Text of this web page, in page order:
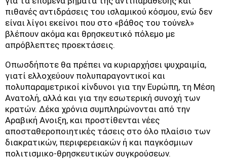
πιθανές αντιδράσεις του ισλαμικού κόσμου, ενώ δεν
είναι λίγοι εκείνοι που στο «βάθος του τούνελ»
βλέπουν ακόμα και θρησκευτικό πόλεμο με
απρόβλεπτες προεκτάσεις.
Οπωσδήποτε θα πρέπει να κυριαρχήσει ψυχραιμία,
γιατί ελλοχεύουν πολυπαραγοντικοί και
πολυπαραμετρικοί κίνδυνοι για την Ευρώπη, τη Μέση
Ανατολή, αλλά και για την εσωτερική συνοχή των
κρατών. Δέκα χρόνια συμπληρώνονται από την
Αραβική Ανοιξη, και προστίθενται νέες
αποσταθεροποιητικές τάσεις στο όλο πλαίσιο των
διακρατικών, περιφερειακών ή και παγκόσμιων
πολιτισμικο-θρησκευτικών συγκρούσεων.